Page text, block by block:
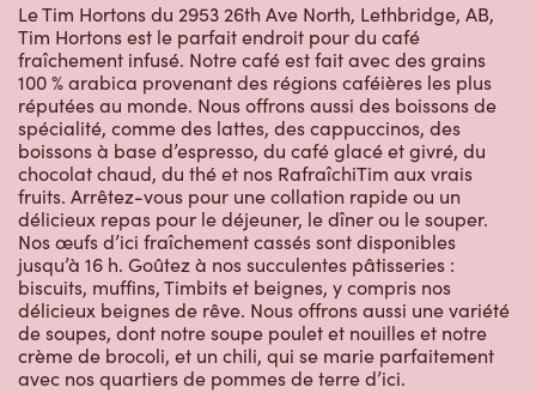
Le Tim Hortons du 2953 26th Ave North, Lethbridge, AB,
Tim Hortons est le parfait endroit pour du café
fraîchement infusé. Notre café est fait avec des grains
100 % arabica provenant des régions caféières les plus
réputées au monde. Nous offrons aussi des boissons de
spécialité, comme des lattes, des cappuccinos, des
boissons à base d’espresso, du café glacé et givré, du
chocolat chaud, du thé et nos RafraîchiTim aux vrais
fruits. Arrêtez-vous pour une collation rapide ou un
délicieux repas pour le déjeuner, le dîner ou le souper.
Nos œufs d’ici fraîchement cassés sont disponibles
jusqu’à 16 h. Goûtez à nos succulentes pâtisseries :
biscuits, muffins, Timbits et beignes, y compris nos
délicieux beignes de rêve. Nous offrons aussi une variété
de soupes, dont notre soupe poulet et nouilles et notre
crème de brocoli, et un chili, qui se marie parfaitement
avec nos quartiers de pommes de terre d’ici.